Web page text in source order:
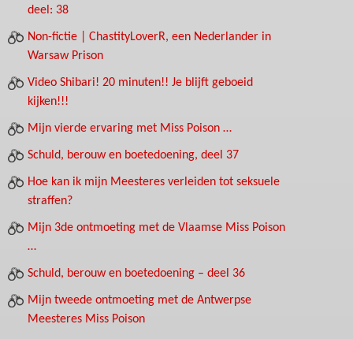
deel: 38
Non-fictie | ChastityLoverR, een Nederlander in
Warsaw Prison
Video Shibari! 20 minuten!! Je blijft geboeid
kijken!!!
Mijn vierde ervaring met Miss Poison …
Schuld, berouw en boetedoening, deel 37
Hoe kan ik mijn Meesteres verleiden tot seksuele
straffen?
Mijn 3de ontmoeting met de Vlaamse Miss Poison
…
Schuld, berouw en boetedoening – deel 36
Mijn tweede ontmoeting met de Antwerpse
Meesteres Miss Poison